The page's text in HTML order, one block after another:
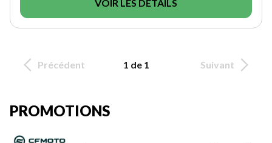
VOIR LES DÉTAILS
Précédent 1 de 1 Suivant
PROMOTIONS